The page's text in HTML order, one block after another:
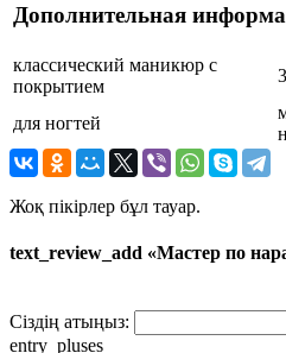
Дополнительная
классический маникюр с
покрытием
для ногтей
Жоқ пікірлер бұл тауар.
text_review_add «Мастер по
Сіздің атыңыз:
entry_pluses